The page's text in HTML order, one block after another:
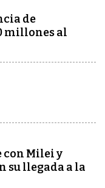
de
millones al
con Milei y
su llegada a la